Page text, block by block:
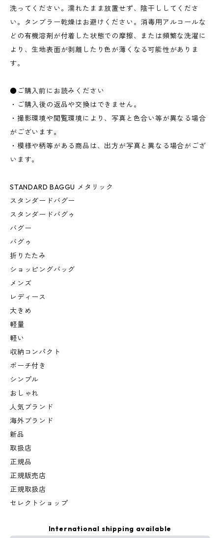
洗ってください。濡れたまま放置せず、陰干ししてくださ
い。タンブラー乾燥はお避けください。消毒用アルコールな
どの有機溶剤が付着した状態での摩擦、または頻繁な洗濯に
より、生地表面が剥離したり色が薄くなる可能性がありま
す。
●ご購入前にお読みください
・ご購入後の返品や交換はできません。
・撮影環境や閲覧環境により、写真と色合い等が異なる場合
がございます。
・模様や柄等がある商品は、出方が写真と異なる場合がござ
います。
STANDARD BAGGU メタリック
スタンダードバグー
スタンダードバグゥ
バグー
バグゥ
折りたたみ
ショッピングバッグ
メンズ
レディース
大きめ
軽量
軽い
収納コンパクト
ポーチ付き
シンプル
おしゃれ
人気ブランド
海外ブランド
新品
取扱店
正規品
正規販売店
正規取扱店
セレクトショップ
International shipping available